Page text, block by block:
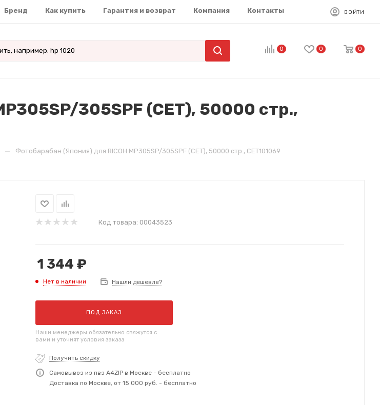
Бренд Как купить Гарантия и возврат Компания Контакты ВОЙТИ
0 0 0
305SPF (CET), 50000 стр.,
— Фотобарабан (Япония) для RICOH MP305SP/305SPF (CET), 50000 стр., CET101069
Код товара: 00043523
1 344 ₽
Нет в наличии Нашли дешевле?
ПОД ЗАКАЗ
Наши менеджеры обязательно свяжутся с
вами и уточнят условия заказа
Получить скидку
Самовывоз из пвз A4ZIP в Москве - бесплатно
Доставка по Москве, от 15 000 руб. - бесплатно